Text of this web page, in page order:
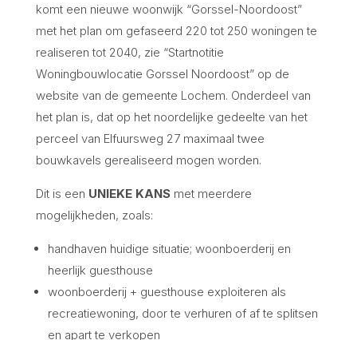
komt een nieuwe woonwijk “Gorssel-Noordoost”
met het plan om gefaseerd 220 tot 250 woningen te
realiseren tot 2040, zie “Startnotitie
Woningbouwlocatie Gorssel Noordoost” op de
website van de gemeente Lochem. Onderdeel van
het plan is, dat op het noordelijke gedeelte van het
perceel van Elfuursweg 27 maximaal twee
bouwkavels gerealiseerd mogen worden.
Dit is een UNIEKE KANSmet meerdere
mogelijkheden, zoals:
handhaven huidige situatie; woonboerderij en
heerlijk guesthouse
woonboerderij + guesthouse exploiteren als
recreatiewoning, door te verhuren of af te splitsen
en apart te verkopen